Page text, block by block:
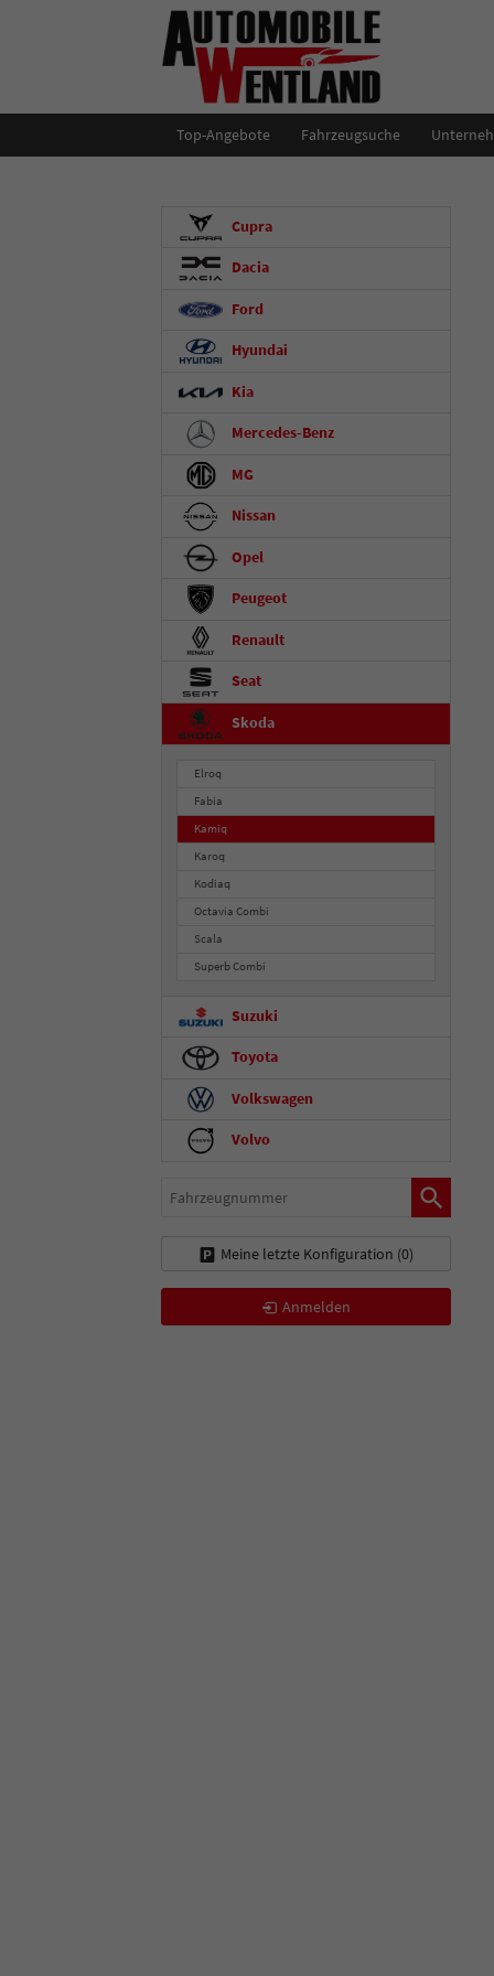
Top-Angebote Fahrzeugsuche
Cupra
Dacia
Ford
Hyundai
Kia
Mercedes-Benz
MG
Nissan
Opel
Peugeot
Renault
Seat
Skoda
Elroq
Fabia
Kamiq
Karoq
Kodiaq
Octavia Combi
Scala
Superb Combi
Suzuki
Toyota
Volkswagen
Volvo
Fahrzeugnummer
Meine letzte Konfiguration (0)
Anmelden